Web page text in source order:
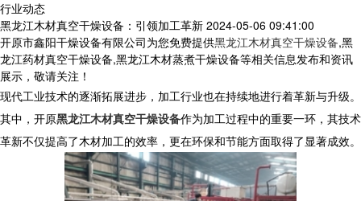
行业动态
黑龙江木材真空干燥设备：引领加工革新 2024-05-06 09:41:00
开原市鑫阳干燥设备有限公司为您免费提供黑龙江木材真空干燥设备,黑
龙江药材真空干燥设备,黑龙江木材蒸煮干燥设备等相关信息发布和资讯
展示，敬请关注！
现代工业技术的逐渐拓展进步，加工行业也在持续地进行着革新与升级。
其中，开原黑龙江木材真空干燥设备作为加工过程中的重要一环，其技术
革新不仅提高了木材加工的效率，更在环保和节能方面取得了显著成效。